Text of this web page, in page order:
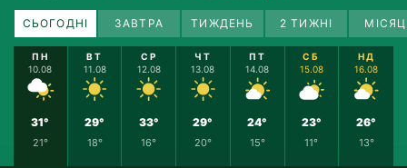
СЬОГОДНІ ЗАВТРА ТИЖДЕНЬ 2 ТИЖНІ
ПН
10.08
31°
21°
ВТ
11.08
29°
18°
СР
12.08
33°
16°
ЧТ
13.08
29°
20°
ПТ
14.08
24°
15°
СБ
15.08
23°
11°
НД
16.08
26°
13°